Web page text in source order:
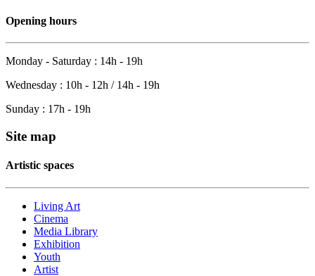
Opening hours
Monday - Saturday : 14h - 19h
Wednesday : 10h - 12h / 14h - 19h
Sunday : 17h - 19h
Site map
Artistic spaces
Living Art
Cinema
Media Library
Exhibition
Youth
Artist